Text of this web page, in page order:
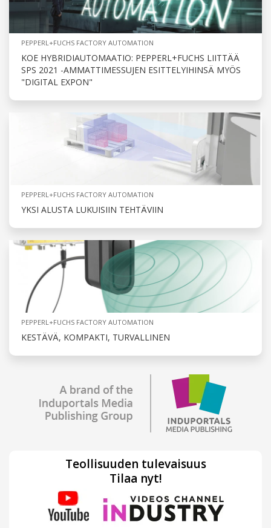
PEPPERL+FUCHS FACTORY AUTOMATION
KOE HYBRIDIAUTOMAATIO: PEPPERL+FUCHS LIITTÄÄ
SPS 2021 -AMMATTIMESSUJEN ESITTELYIHINSÄ MYÖS
"DIGITAL EXPON"
PEPPERL+FUCHS FACTORY AUTOMATION
YKSI ALUSTA LUKUISIIN TEHTÄVIIN
PEPPERL+FUCHS FACTORY AUTOMATION
KESTÄVÄ, KOMPAKTI, TURVALLINEN
Teollisuuden tulevaisuus
Tilaa nyt!